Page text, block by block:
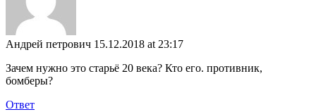
Андрей петрович 15.12.2018 at 23:17
Зачем нужно это старьё 20 века? Кто его. противник,
бомберы?
Ответ